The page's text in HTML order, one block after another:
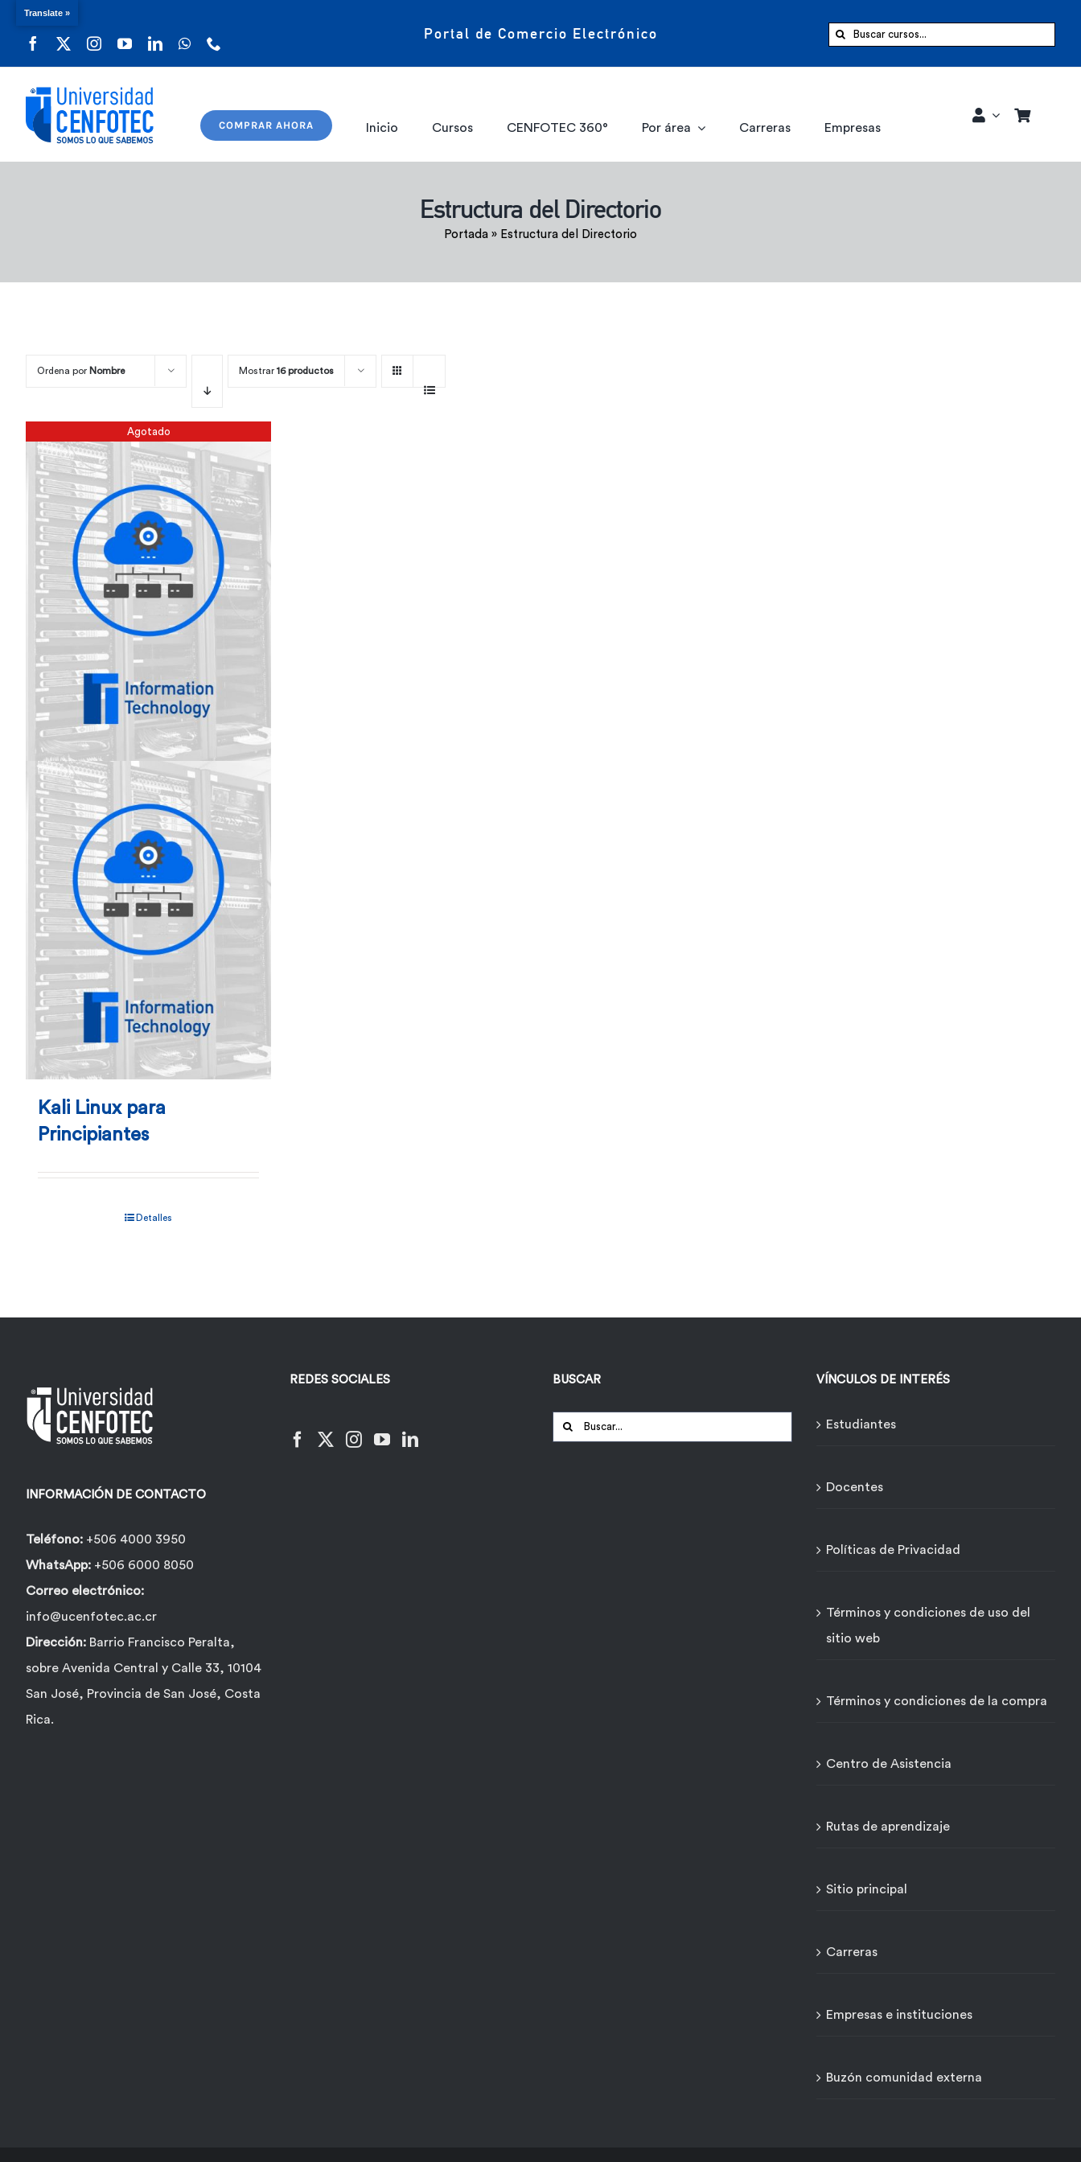
Portal de Comercio Electrónico Buscar:
COMPRAR AHORA Inicio Cursos CENFOTEC 360° Por área Carreras Empresas
Estructura del Directorio
Portada » Estructura del Directorio
Ordena por Nombre Mostrar 16 productos
Agotado
Kali Linux para
Principiantes
Detalles
INFORMACIÓN DE CONTACTO
Teléfono: +506 4000 3950
WhatsApp: +506 6000 8050
Correo electrónico:
info@ucenfotec.ac.cr
Dirección: Barrio Francisco Peralta,
sobre Avenida Central y Calle 33, 10104
San José, Provincia de San José, Costa
Rica.
REDES SOCIALES BUSCAR
Buscar:
VÍNCULOS DE INTERÉS
Estudiantes
Docentes
Políticas de Privacidad
Términos y condiciones de uso del
sitio web
Términos y condiciones de la compra
Centro de Asistencia
Rutas de aprendizaje
Sitio principal
Carreras
Empresas e instituciones
Buzón comunidad externa
Translate »